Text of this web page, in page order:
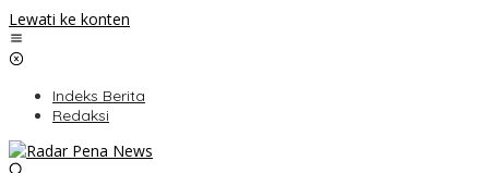
Lewati ke konten
Indeks Berita
Redaksi